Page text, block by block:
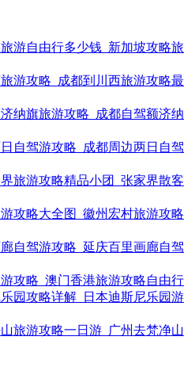
游自由行多少钱_新加坡攻略旅
游攻略_成都到川西旅游攻略最
纳旗旅游攻略_成都自驾额济纳
自驾游攻略_成都周边两日自驾
旅游攻略精品小团_张家界散客
攻略大全图_徽州宏村旅游攻略
自驾游攻略_延庆百里画廊自驾
攻略_澳门香港旅游攻略自由行
园攻略详解_日本迪斯尼乐园游
旅游攻略一日游_广州去梵净山